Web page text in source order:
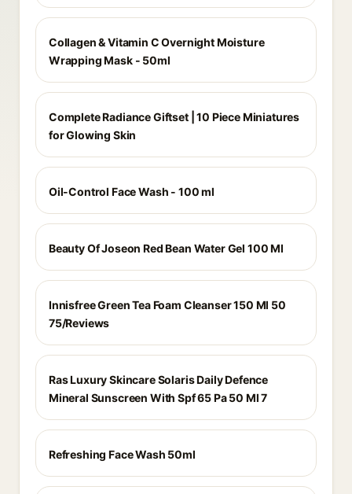
Collagen & Vitamin C Overnight Moisture
Wrapping Mask - 50ml
Complete Radiance Giftset | 10 Piece Miniatures
for Glowing Skin
Oil-Control Face Wash - 100 ml
Beauty Of Joseon Red Bean Water Gel 100 Ml
Innisfree Green Tea Foam Cleanser 150 Ml 50
75/Reviews
Ras Luxury Skincare Solaris Daily Defence
Mineral Sunscreen With Spf 65 Pa 50 Ml 7
Refreshing Face Wash 50ml